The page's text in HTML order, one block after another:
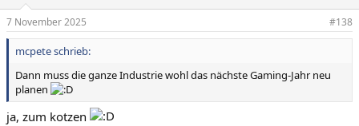
o
n
e
n
7 November 2025 #138
mcpete schrieb:
Dann muss die ganze Industrie wohl das nächste Gaming-Jahr neu
planen
ja, zum kotzen